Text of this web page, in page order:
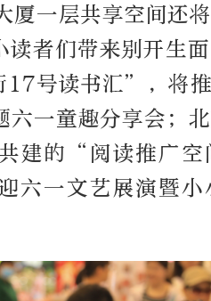
一层共享空间还
者们带来别开生
号读书汇”，将
一童趣分享会；北
建的“阅读推广
一文艺展演暨小